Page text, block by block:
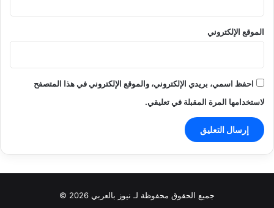
الموقع الإلكتروني
احفظ اسمي، بريدي الإلكتروني، والموقع الإلكتروني في هذا المتصفح
لاستخدامها المرة المقبلة في تعليقي.
جميع الحقوق محفوظة لـ نيوز بالعربي 2026 ©